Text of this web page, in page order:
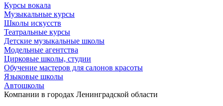
Курсы вокала
Музыкальные курсы
Школы искусств
Театральные курсы
Детские музыкальные школы
Модельные агентства
Цирковые школы, студии
Обучение мастеров для салонов красоты
Языковые школы
Автошколы
Компании в городах Ленинградской области